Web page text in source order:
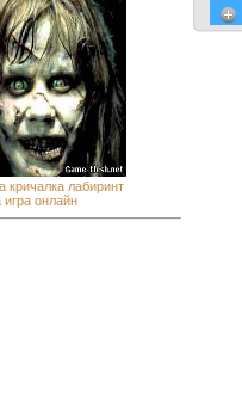
лабиринт
онлайн